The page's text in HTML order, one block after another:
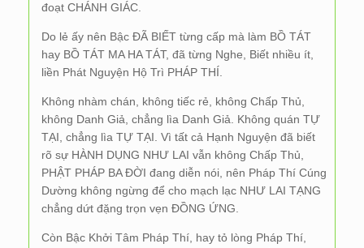
đoạt CHÁNH GIÁC.
Do lẻ ấy nên Bậc ĐÃ BIẾT từng cấp mà làm BỒ TÁT
hay BỒ TÁT MA HA TÁT, đã từng Nghe, Biết nhiều ít,
liền Phát Nguyện Hộ Trì PHÁP THÍ.
Không nhàm chán, không tiếc rẻ, không Chấp Thủ,
không Danh Giả, chẳng lìa Danh Giả. Không quán TỰ
TẠI, chẳng lìa TỰ TẠI. Vì tất cả Hạnh Nguyện đã biết
rõ sự HÀNH DỤNG NHƯ LAI vẫn không Chấp Thủ,
PHẬT PHÁP BA ĐỜI đang diễn nói, nên Pháp Thí Cúng
Dường không ngừng để cho mạch lạc NHƯ LAI TẠNG
chẳng dứt đặng trọn vẹn ĐỒNG ỨNG.
Còn Bậc Khởi Tâm Pháp Thí, hay tỏ lòng Pháp Thí,